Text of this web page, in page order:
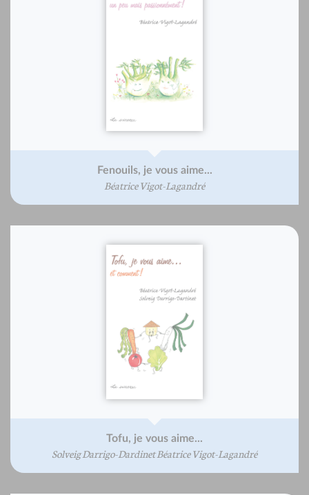
Fenouils, je vous aime...
Béatrice Vigot-Lagandré
Tofu, je vous aime...
Solveig Darrigo-Dardinet Béatrice Vigot-Lagandré